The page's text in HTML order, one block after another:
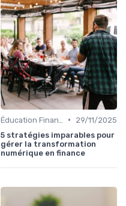
•
29/11/2025
5 stratégies imparables pour
gérer la transformation
numérique en finance